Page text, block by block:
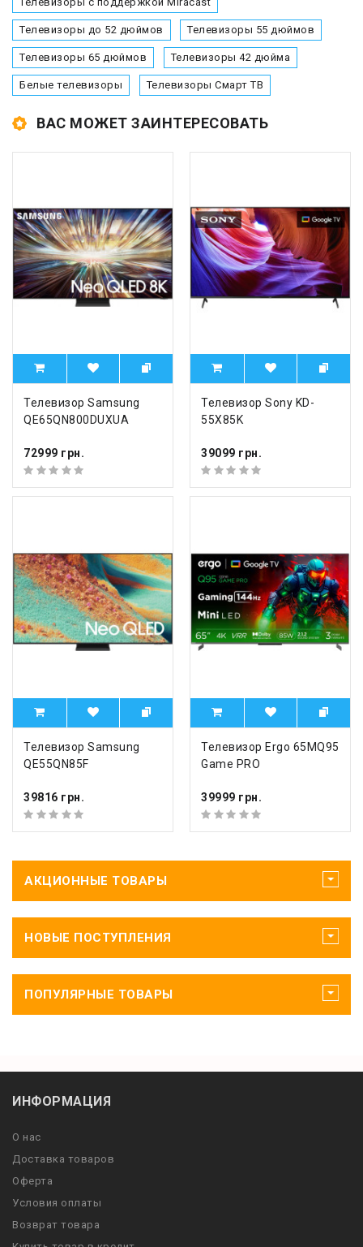
Телевизоры до 52 дюймов Телевизоры 55 дюймов
Телевизоры 65 дюймов Телевизоры 42 дюйма
Белые телевизоры Телевизоры Смарт ТВ
ВАС МОЖЕТ ЗАИНТЕРЕСОВАТЬ
Телевизор Samsung
QE65QN800DUXUA
72999 грн.
Телевизор Sony KD-
55X85K
39099 грн.
Телевизор Samsung
QE55QN85F
39816 грн.
Телевизор Ergo 65MQ95
Game PRO
39999 грн.
АКЦИОННЫЕ ТОВАРЫ
НОВЫЕ ПОСТУПЛЕНИЯ
ПОПУЛЯРНЫЕ ТОВАРЫ
ИНФОРМАЦИЯ
О нас
Доставка товаров
Оферта
Условия оплаты
Возврат товара